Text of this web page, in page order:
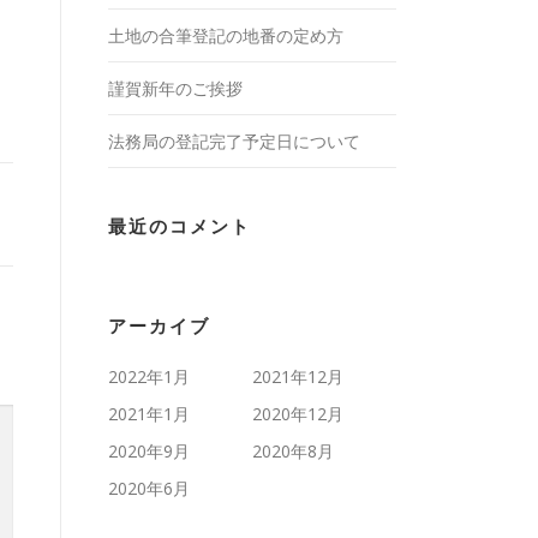
土地の合筆登記の地番の定め方
謹賀新年のご挨拶
法務局の登記完了予定日について
最近のコメント
アーカイブ
2022年1月
2021年12月
2021年1月
2020年12月
2020年9月
2020年8月
2020年6月